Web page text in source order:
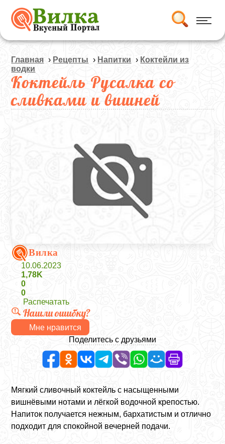
Главная › Рецепты › Напитки › Коктейли из
водки
Коктейль Русалка со
сливками и вишней
Вилка
10.06.2023
1,78K
0
0
Распечатать
Нашли ошибку?
Мне нравится
Поделитесь с друзьями
Мягкий сливочный коктейль с насыщенными
вишнёвыми нотами и лёгкой водочной крепостью.
Напиток получается нежным, бархатистым и отлично
подходит для спокойной вечерней подачи.